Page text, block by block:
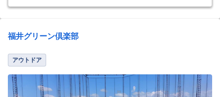
福井グリーン倶楽部
アウトドア